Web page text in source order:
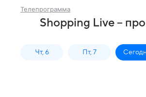
Телепрограмма
Shopping Live –
Чт, 6 Пт, 7